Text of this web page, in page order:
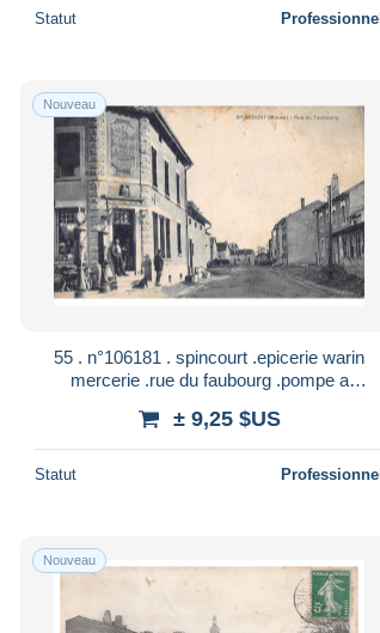
Statut Professionnel
Nouveau
55 . n°106181 . spincourt .epicerie warin
mercerie .rue du faubourg .pompe a
± 9,25 $US
Statut Professionnel
Nouveau